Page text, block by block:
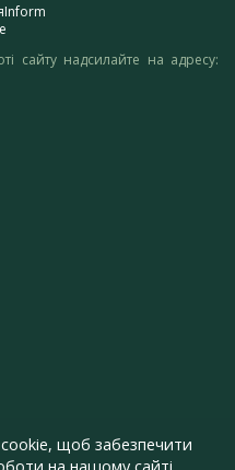
сайту надсилайте на адресу:
щоб забезпечити